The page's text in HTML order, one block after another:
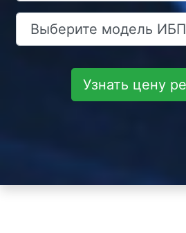
Узнать цену